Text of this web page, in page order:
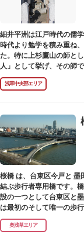
細井平洲は江戸時代の儒
時代より勉学を積み重ね
た。特に上杉鷹山の師と
人」として挙げ、その師
しています。お墓は天嶽
浅草中央部エリア
桜橋 は、台東区今戸と 墨
結ぶ歩行者専用橋です。
設の一つとして台東区と
は最初のそして唯一の歩行
奥浅草エリア